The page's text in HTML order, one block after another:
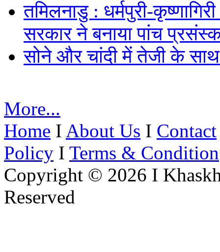
तमिलनाडु : धर्मपुरी-
सरकार ने बनाया पांच
सोने और चांदी में तेजी के
More...
Home I About Us I Contact
Policy I Terms & Condition
Copyright © 2026 I
Reserved